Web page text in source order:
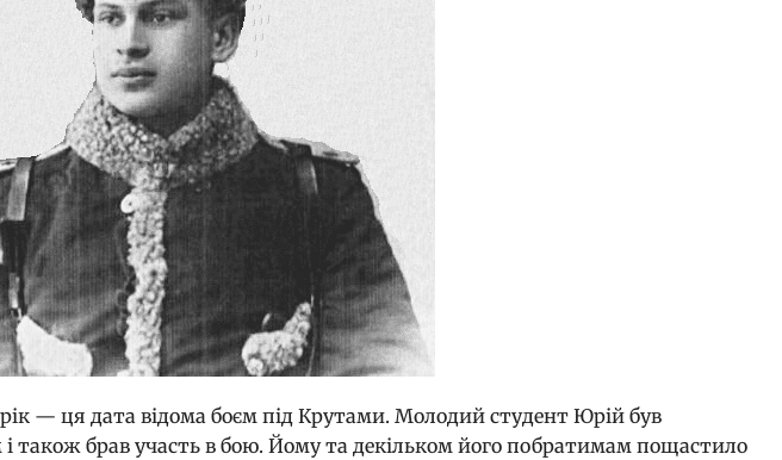
рік — ця дата відома боєм під Крутами. Молодий студент Юрій був
також брав участь в бою. Йому та декільком його побратимам пощастило